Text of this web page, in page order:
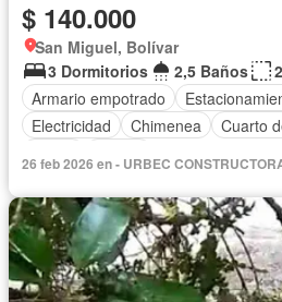
$ 140.000
San Miguel, Bolívar
3 Dormitorios
2,5 Baños
Armario empotrado
Electricidad
Chimenea Cuarto
26 feb 2026 en - URBEC